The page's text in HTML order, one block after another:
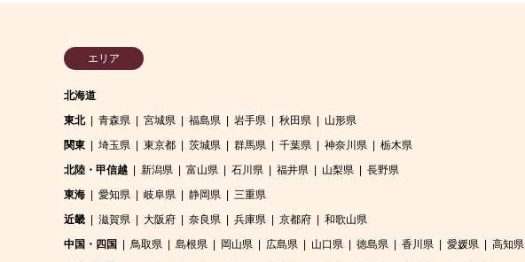
エリア
北海道
東北
青森県 宮城県 福島県 岩手県 秋田県
山形県
関東
埼玉県 東京都 茨城県 群馬県 千葉県 神奈川県
栃木県
北陸・甲信越
新潟県 富山県 石川県 福井県 山梨県
長野県
東海
愛知県 岐阜県 静岡県
三重県
近畿
滋賀県 大阪府 奈良県 兵庫県 京都府
和歌山県
中国・四国
鳥取県 島根県 岡山県 広島県 山口県 徳島県 香川県 愛媛県
高知県